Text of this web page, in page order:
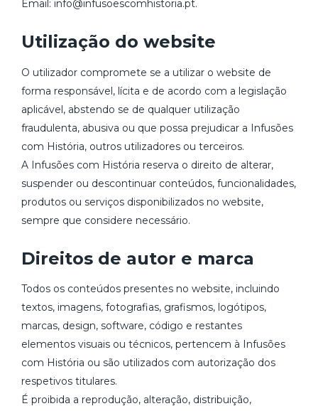
Email: info@infusoescomhistoria.pt.
Utilização do website
O utilizador compromete se a utilizar o website de
forma responsável, lícita e de acordo com a legislação
aplicável, abstendo se de qualquer utilização
fraudulenta, abusiva ou que possa prejudicar a Infusões
com História, outros utilizadores ou terceiros.
A Infusões com História reserva o direito de alterar,
suspender ou descontinuar conteúdos, funcionalidades,
produtos ou serviços disponibilizados no website,
sempre que considere necessário.
Direitos de autor e marca
Todos os conteúdos presentes no website, incluindo
textos, imagens, fotografias, grafismos, logótipos,
marcas, design, software, código e restantes
elementos visuais ou técnicos, pertencem à Infusões
com História ou são utilizados com autorização dos
respetivos titulares.
É proibida a reprodução, alteração, distribuição,